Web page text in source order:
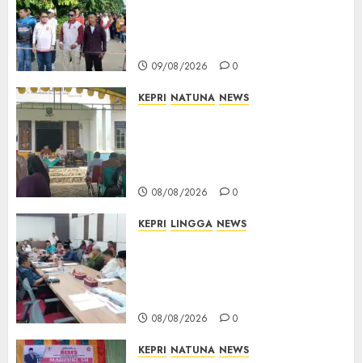
09/08/2026 0
KEPRI NATUNA NEWS
08/08/2026 0
KEPRI LINGGA NEWS
08/08/2026 0
KEPRI NATUNA NEWS